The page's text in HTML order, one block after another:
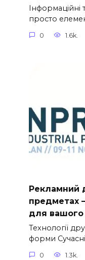
просто
0 1.6k.
Рекламний
предметах
для
Технології
форми Сучасні
0 1.3k.